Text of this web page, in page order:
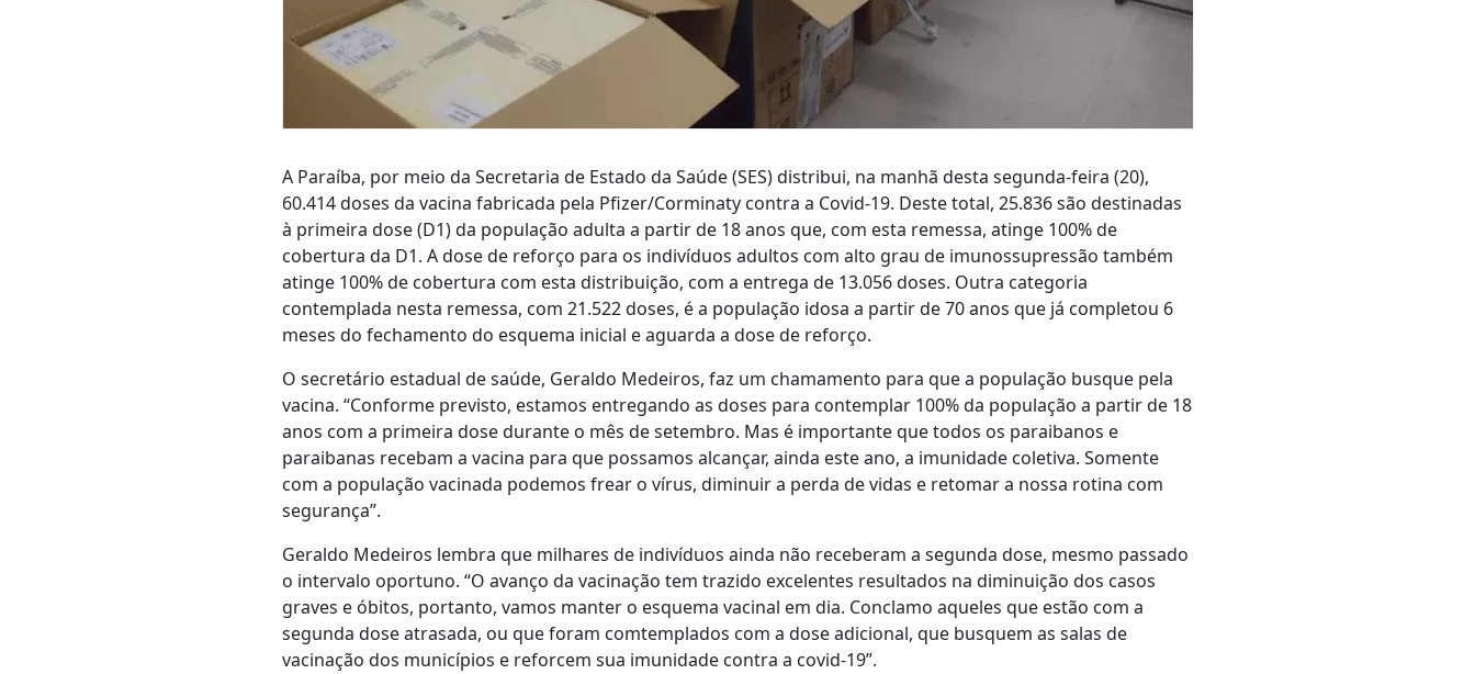
A Paraíba, por meio da Secretaria de Estado da Saúde (SES) distribui, na manhã desta segunda-feira (20),
60.414 doses da vacina fabricada pela Pfizer/Corminaty contra a Covid-19. Deste total, 25.836 são destinadas
à primeira dose (D1) da população adulta a partir de 18 anos que, com esta remessa, atinge 100% de
cobertura da D1. A dose de reforço para os indivíduos adultos com alto grau de imunossupressão também
atinge 100% de cobertura com esta distribuição, com a entrega de 13.056 doses. Outra categoria
contemplada nesta remessa, com 21.522 doses, é a população idosa a partir de 70 anos que já completou 6
meses do fechamento do esquema inicial e aguarda a dose de reforço.
O secretário estadual de saúde, Geraldo Medeiros, faz um chamamento para que a população busque pela
vacina. “Conforme previsto, estamos entregando as doses para contemplar 100% da população a partir de 18
anos com a primeira dose durante o mês de setembro. Mas é importante que todos os paraibanos e
paraibanas recebam a vacina para que possamos alcançar, ainda este ano, a imunidade coletiva. Somente
com a população vacinada podemos frear o vírus, diminuir a perda de vidas e retomar a nossa rotina com
segurança”.
Geraldo Medeiros lembra que milhares de indivíduos ainda não receberam a segunda dose, mesmo passado
o intervalo oportuno. “O avanço da vacinação tem trazido excelentes resultados na diminuição dos casos
graves e óbitos, portanto, vamos manter o esquema vacinal em dia. Conclamo aqueles que estão com a
segunda dose atrasada, ou que foram comtemplados com a dose adicional, que busquem as salas de
vacinação dos municípios e reforcem sua imunidade contra a covid-19”.